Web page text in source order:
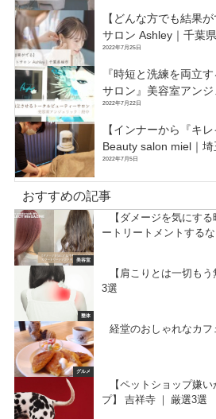
【どんな方でも結果
サロン Ashley｜千葉
2022年7月25日
『時短と洗練を両立
サロン』美容室アン
2022年7月22日
【インナーから『キ
Beauty salon miel｜埼
2022年7月5日
おすすめの記事
美容室
【ダメージを気にす
ートリートメントする
整体
【肩こりとは一切も
3選
グルメ
経堂のおしゃれなカフ
【ペットショップ嫌
プ】 吉祥寺 ｜ 厳選3選